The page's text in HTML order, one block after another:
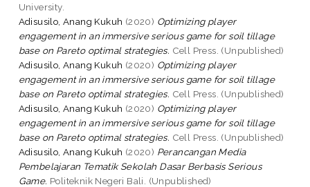
University.
Adisusilo, Anang Kukuh (2020) Optimizing player
engagement in an immersive serious game for soil tillage
base on Pareto optimal strategies. Cell Press. (Unpublished)
Adisusilo, Anang Kukuh (2020) Optimizing player
engagement in an immersive serious game for soil tillage
base on Pareto optimal strategies. Cell Press. (Unpublished)
Adisusilo, Anang Kukuh (2020) Optimizing player
engagement in an immersive serious game for soil tillage
base on Pareto optimal strategies. Cell Press. (Unpublished)
Adisusilo, Anang Kukuh (2020) Perancangan Media
Pembelajaran Tematik Sekolah Dasar Berbasis Serious
Game. Politeknik Negeri Bali. (Unpublished)